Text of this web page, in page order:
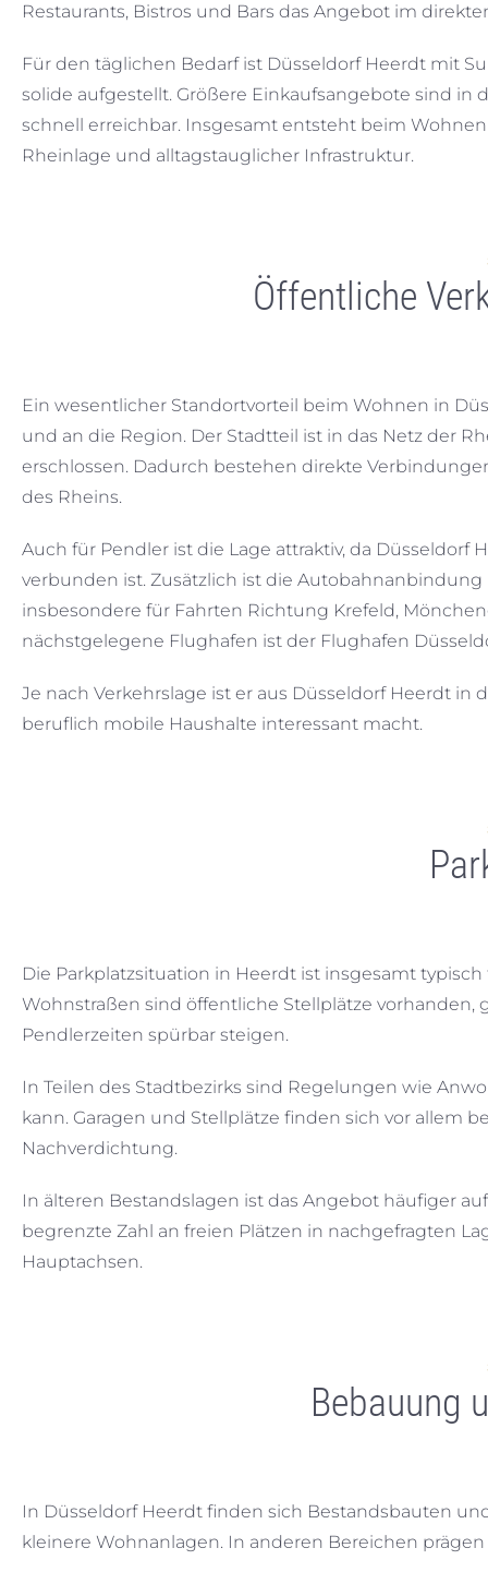
Restaurants, Bistros und Bars das Angebot im
Für den täglichen Bedarf ist Düsseldorf Heerdt mit
solide aufgestellt. Größere Einkaufsangebote sind
schnell erreichbar. Insgesamt entsteht beim
Rheinlage und alltagstauglicher Infrastruktur.
Öffentliche
Ein wesentlicher Standortvorteil beim Wohnen in
und an die Region. Der Stadtteil ist in das Netz der
erschlossen. Dadurch bestehen direkte
des Rheins.
Auch für Pendler ist die Lage attraktiv, da
verbunden ist. Zusätzlich ist die
insbesondere für Fahrten Richtung Krefeld,
nächstgelegene Flughafen ist der Flughafen
Je nach Verkehrslage ist er aus Düsseldorf Heerdt
beruflich mobile Haushalte interessant macht.
Die Parkplatzsituation in Heerdt ist insgesamt
Wohnstraßen sind öffentliche Stellplätze
Pendlerzeiten spürbar steigen.
In Teilen des Stadtbezirks sind Regelungen wie
kann. Garagen und Stellplätze finden sich vor allem
Nachverdichtung.
In älteren Bestandslagen ist das Angebot häufiger
begrenzte Zahl an freien Plätzen in nachgefragten
Hauptachsen.
Bebauung
In Düsseldorf Heerdt finden sich Bestandsbauten
kleinere Wohnanlagen. In anderen Bereichen